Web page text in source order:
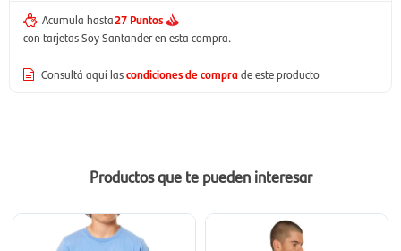
Acumula hasta27 Puntos
con tarjetas Soy Santander en esta compra.
Consultá aquí lascondiciones de comprade este producto
Productos que te pueden interesar